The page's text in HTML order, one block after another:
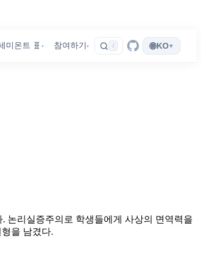
미온트 🧬 ▾ 참여하기 ▾ / 🌐KO▾
논리실증주의로 학생들에게 사상의 면역력을
을 남겼다.